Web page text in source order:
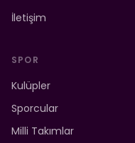
İletişim
SPOR
Kulüpler
Sporcular
Milli Takımlar